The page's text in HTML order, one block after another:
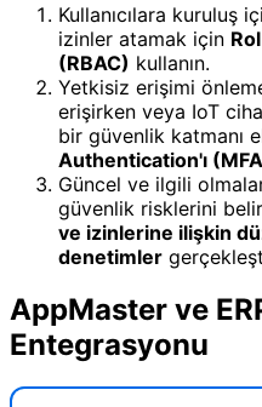
Kullanıcılara kuruluş
izinler atamak için
(RBAC) kullanın.
Yetkisiz erişimi
erişirken veya IoT
bir güvenlik katmanı
Authentication'ı
Güncel ve ilgili
güvenlik risklerini
ve izinlerine ilişkin
denetimler
AppMaster ve
Entegrasyonu